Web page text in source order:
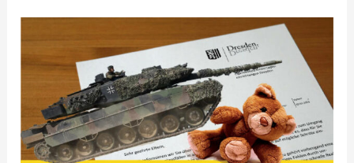
verurteilt
Vergewaltiger
Bewährung